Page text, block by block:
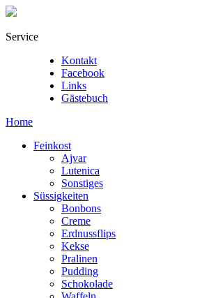
Service
Kontakt
Facebook
Links
Gästebuch
Home
Feinkost
Ajvar
Lutenica
Sonstiges
Süssigkeiten
Bonbons
Creme
Erdnussflips
Kekse
Pralinen
Pudding
Schokolade